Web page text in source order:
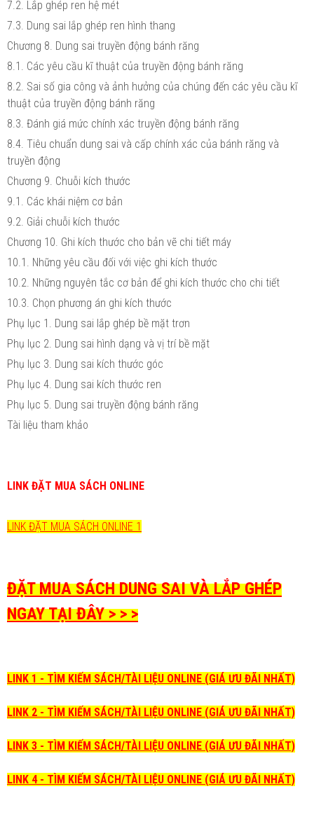
7.2. Lắp ghép ren hệ mét
7.3. Dung sai lắp ghép ren hình thang
Chương 8. Dung sai truyền động bánh răng
8.1. Các yêu cầu kĩ thuật của truyền động bánh răng
8.2. Sai số gia công và ảnh hưởng của chúng đến các yêu cầu kĩ
thuật của truyền động bánh răng
8.3. Đánh giá mức chính xác truyền động bánh răng
8.4. Tiêu chuẩn dung sai và cấp chính xác của bánh răng và
truyền động
Chương 9. Chuỗi kích thước
9.1. Các khái niệm cơ bản
9.2. Giải chuỗi kích thước
Chương 10. Ghi kích thước cho bản vẽ chi tiết máy
10.1. Những yêu cầu đối với việc ghi kích thước
10.2. Những nguyên tắc cơ bản để ghi kích thước cho chi tiết
10.3. Chọn phương án ghi kích thước
Phụ lục 1. Dung sai lắp ghép bề mặt trơn
Phụ lục 2. Dung sai hình dạng và vị trí bề mặt
Phụ lục 3. Dung sai kích thước góc
Phụ lục 4. Dung sai kích thước ren
Phụ lục 5. Dung sai truyền động bánh răng
Tài liệu tham khảo
LINK ĐẶT MUA SÁCH ONLINE
LINK ĐẶT MUA SÁCH ONLINE 1
ĐẶT MUA SÁCH DUNG SAI VÀ LẮP GHÉP
NGAY TẠI ĐÂY > > >
LINK 1 - TÌM KIẾM SÁCH/TÀI LIỆU ONLINE (GIÁ ƯU ĐÃI NHẤT)
LINK 2 - TÌM KIẾM SÁCH/TÀI LIỆU ONLINE (GIÁ ƯU ĐÃI NHẤT)
LINK 3 - TÌM KIẾM SÁCH/TÀI LIỆU ONLINE (GIÁ ƯU ĐÃI NHẤT)
LINK 4 - TÌM KIẾM SÁCH/TÀI LIỆU ONLINE (GIÁ ƯU ĐÃI NHẤT)